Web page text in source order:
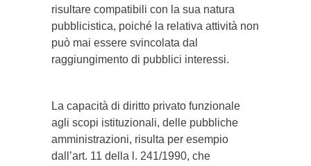
risultare compatibili con la sua natura
pubblicistica, poiché la relativa attività non
può mai essere svincolata dal
raggiungimento di pubblici interessi.
La capacità di diritto privato funzionale
agli scopi istituzionali, delle pubbliche
amministrazioni, risulta per esempio
dall’art. 11 della l. 241/1990, che